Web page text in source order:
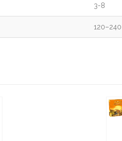
3-8
120–240